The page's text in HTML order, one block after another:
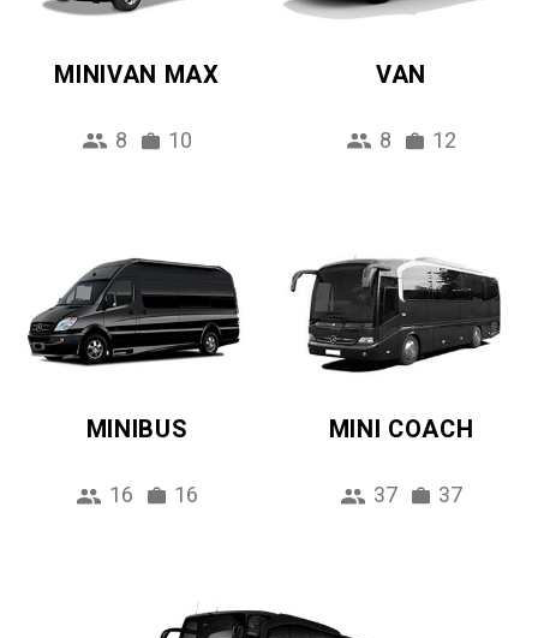
MINIVAN MAX
8 10
VAN
8 12
MINIBUS
16 16
MINI COACH
37 37